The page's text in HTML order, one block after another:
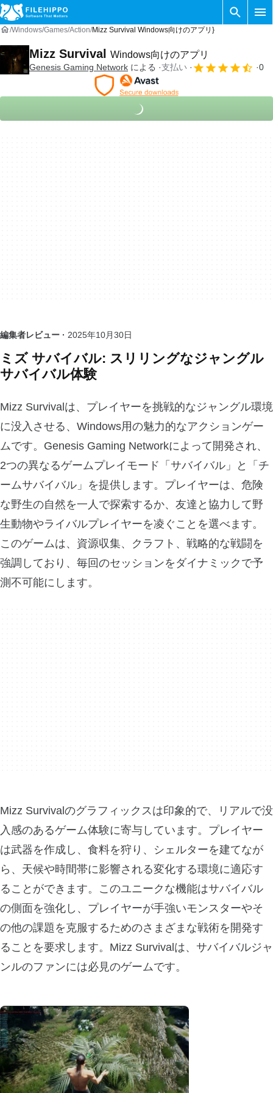
Windows Games Action Mizz Survival Windows向けのアプリ}
Mizz Survival Windows向けのアプリ
Genesis Gaming Network による 支払い 0
編集者レビュー · 2025年10月30日
ミズ サバイバル: スリリングなジャングル
サバイバル体験
Mizz Survivalは、プレイヤーを挑戦的なジャングル環境
に没入させる、Windows用の魅力的なアクションゲー
ムです。Genesis Gaming Networkによって開発され、
2つの異なるゲームプレイモード「サバイバル」と「チ
ームサバイバル」を提供します。プレイヤーは、危険
な野生の自然を一人で探索するか、友達と協力して野
生動物やライバルプレイヤーを凌ぐことを選べます。
このゲームは、資源収集、クラフト、戦略的な戦闘を
強調しており、毎回のセッションをダイナミックで予
測不可能にします。
Mizz Survivalのグラフィックスは印象的で、リアルで没
入感のあるゲーム体験に寄与しています。プレイヤー
は武器を作成し、食料を狩り、シェルターを建てなが
ら、天候や時間帯に影響される変化する環境に適応す
ることができます。このユニークな機能はサバイバル
の側面を強化し、プレイヤーが手強いモンスターやそ
の他の課題を克服するためのさまざまな戦術を開発す
ることを要求します。Mizz Survivalは、サバイバルジャ
ンルのファンには必見のゲームです。